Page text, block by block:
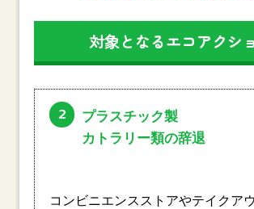
対象となるエコアクシ
2
プラスチック製
カトラリー類の辞退
コンビニエンスストアやテイクア